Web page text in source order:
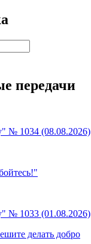
передачи
№ 1034 (08.08.2026)
№ 1033 (01.08.2026)